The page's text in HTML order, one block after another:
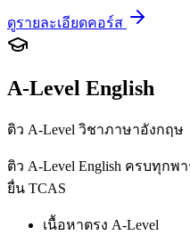
ดูรายละเอียดคอร์ส
A-Level English
ติว A-Level วิชาภาษาอังกฤษ
ติว A-Level English ครบทุกพ
ยื่น TCAS
เนื้อหาตรง A-Level